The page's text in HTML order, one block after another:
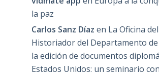
la paz
Carlos Sanz Díaz en La Oficina del
Historiador del Departamento de
la edición de documentos
Estados Unidos: un seminario